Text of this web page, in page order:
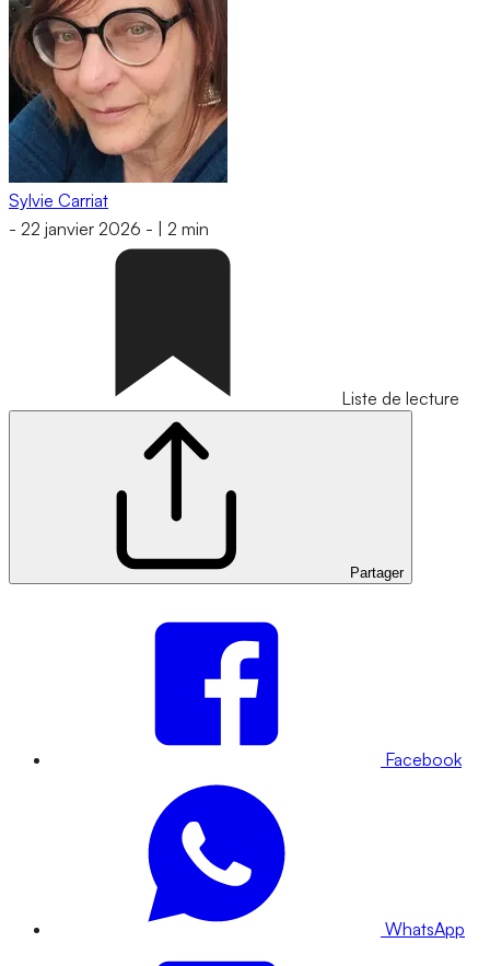
Sylvie Carriat
- 22 janvier 2026 - 2 min
Liste de lecture
Partager
Facebook
WhatsApp